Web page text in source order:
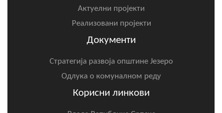
Актуелни пројекти
Реализовани пројекти
Документи
Стратегија развоја општине Језеро
Одлука о комуналном реду
Корисни линкови